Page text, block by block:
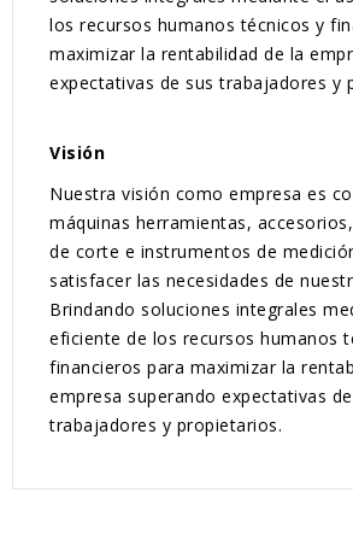
los recursos humanos técnicos y
maximizar la rentabilidad de la
expectativas de sus trabajadores y
Visión
Nuestra visión como empresa es
máquinas herramientas,
de corte e instrumentos de
satisfacer las necesidades de
Brindando soluciones integrales
eficiente de los recursos humanos
financieros para maximizar la
empresa superando expectativas
trabajadores y propietarios.